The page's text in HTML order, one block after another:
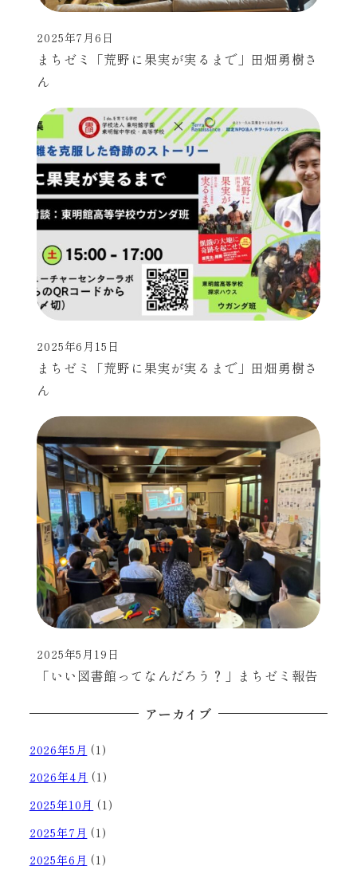
まちゼミ「荒野に果実が実るまで」田畑勇樹さ
ん
投稿日
2025年7月6日
まちゼミ「荒野に果実が実るまで」田畑勇樹さ
ん
投稿日
2025年6月15日
「いい図書館ってなんだろう？」まちゼミ報告
投稿日
2025年5月19日
アーカイブ
2026年5月 (1)
2026年4月 (1)
2025年10月 (1)
2025年7月 (1)
2025年6月 (1)